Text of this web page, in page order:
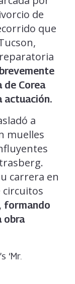
de
que
de Corea
actuación.
a
muelles
carrera en
circuitos
formando
obra
‘Mr.